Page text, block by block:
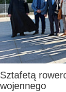
Sztafetą
wojennego